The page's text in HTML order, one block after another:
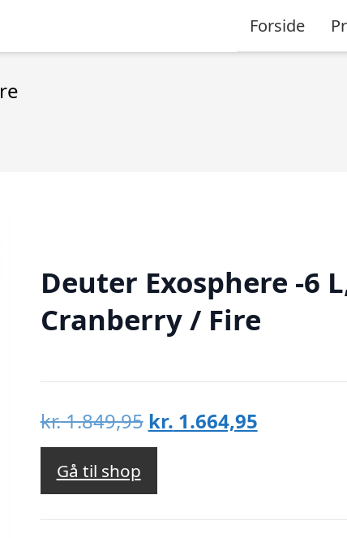
Forside
Deuter Exosphere -6
Cranberry / Fire
kr.1.849,95 Den
oprindelige
var:
kr. 1.849,95.
kr. 1.664,95Den
kr.
Gå til shop